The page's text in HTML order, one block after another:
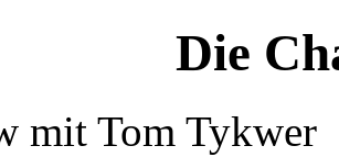
Die
mit Tom Tykwer